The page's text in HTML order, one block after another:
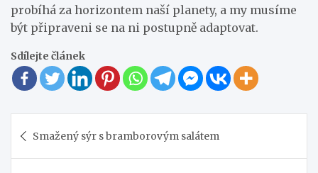
probíhá za horizontem naší planety, a my musíme
být připraveni se na ni postupně adaptovat.
Sdílejte článek
proSmažený sýr s bramborovým salátem